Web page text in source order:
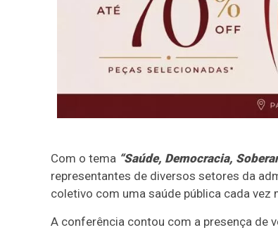
Com o tema “Saúde, Democracia,
representantes de diversos setores da
coletivo com uma saúde pública cada vez
A conferência contou com a presença de